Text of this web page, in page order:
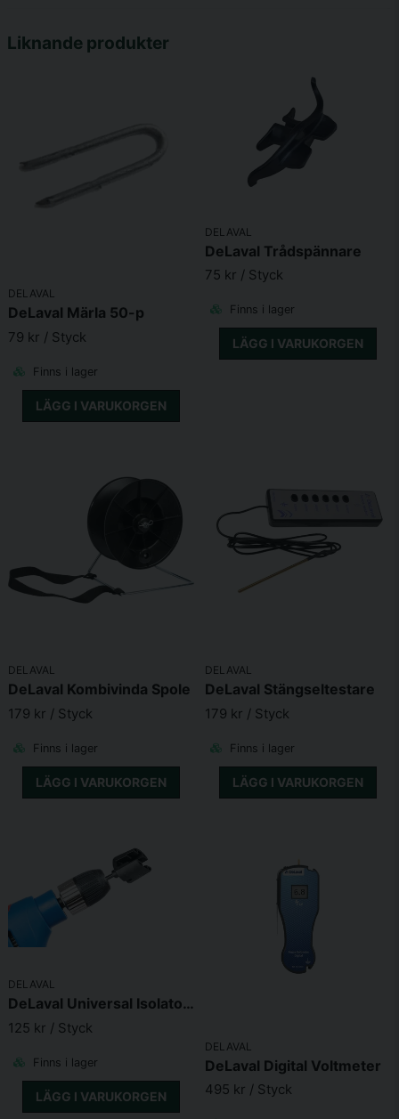
email
Ja, ni får publicera min fråga
Skicka fråga
Liknande produkter
DELAVAL
DeLaval Märla 50-p
79 kr / Styck
Finns i lager
LÄGG I VARUKORGEN
DELAVAL
DeLaval Trådspännare
75 kr / Styck
Finns i lager
LÄGG I VARUKORGEN
DELAVAL
DeLaval Kombivinda Spole
179 kr / Styck
Finns i lager
LÄGG I VARUKORGEN
DELAVAL
DeLaval Stängseltestare
179 kr / Styck
Finns i lager
LÄGG I VARUKORGEN
DELAVAL
DeLaval Universal Isolatorverktyg
125 kr / Styck
Finns i lager
LÄGG I VARUKORGEN
DELAVAL
DeLaval Digital Voltmeter
495 kr / Styck